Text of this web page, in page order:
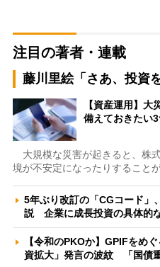
注目の著者・連載
藤川里絵「さあ、投資
【資産運用】大
備えておきたい
大規模な災害が起きると、株
境が不安定になったりすること
5年ぶり改訂の「CGコード」
説 企業に成長投資の具体的
【令和のPKOか】GPIFをめ
資拡大」発言の波紋 「国債